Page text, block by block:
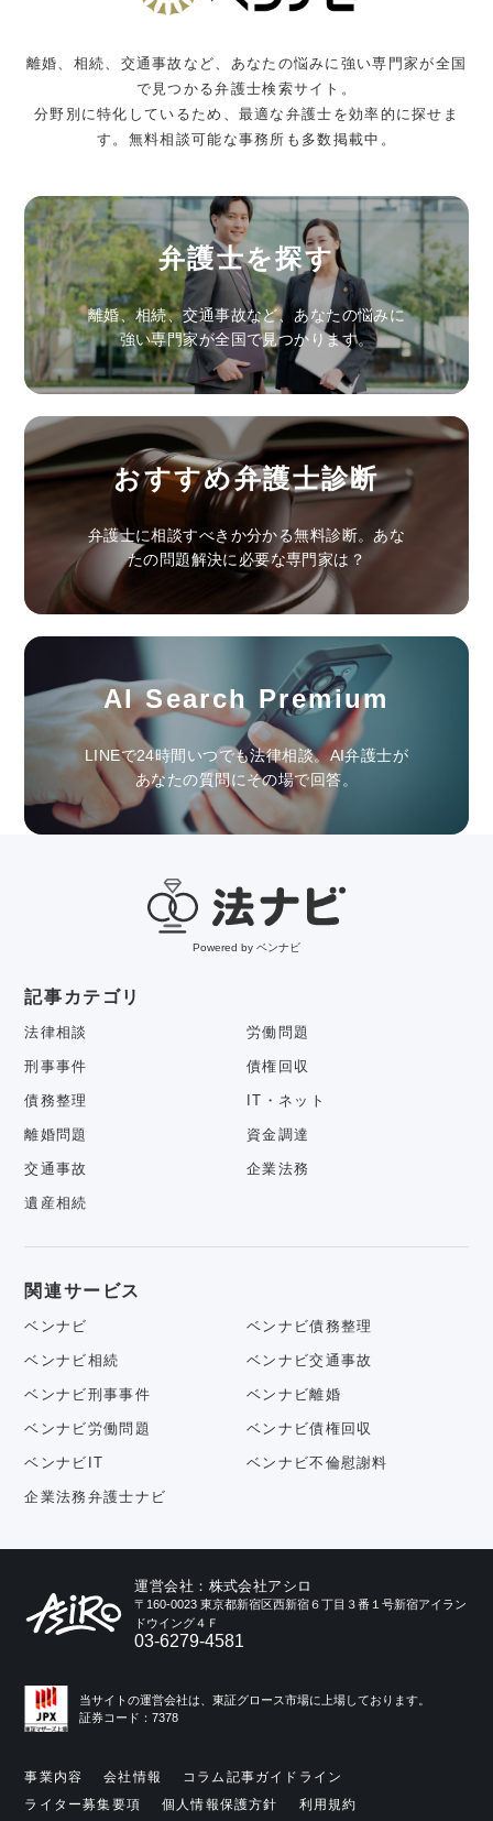
離婚、相続、交通事故など、あなたの悩みに強い専門家が全国
で見つかる弁護士検索サイト。
分野別に特化しているため、最適な弁護士を効率的に探せま
す。無料相談可能な事務所も多数掲載中。
弁護士を探す
離婚、相続、交通事故など、あなたの悩みに
強い専門家が全国で見つかります。
おすすめ弁護士診断
弁護士に相談すべきか分かる無料診断。あな
たの問題解決に必要な専門家は？
AI Search Premium
LINEで24時間いつでも法律相談。AI弁護士が
あなたの質問にその場で回答。
Powered by ベンナビ
記事カテゴリ
法律相談 労働問題
刑事事件 債権回収
債務整理 IT・ネット
離婚問題 資金調達
交通事故 企業法務
遺産相続
関連サービス
ベンナビ ベンナビ債務整理
ベンナビ相続 ベンナビ交通事故
ベンナビ刑事事件 ベンナビ離婚
ベンナビ労働問題 ベンナビ債権回収
ベンナビIT ベンナビ不倫慰謝料
企業法務弁護士ナビ
運営会社：株式会社アシロ
〒160-0023 東京都新宿区西新宿６丁目３番１号新宿アイラン
ドウイング４Ｆ
03-6279-4581
当サイトの運営会社は、東証グロース市場に上場しております。
証券コード：7378
事業内容 会社情報
コラム記事ガイドライン
ライター募集要項
個人情報保護方針 利用規約